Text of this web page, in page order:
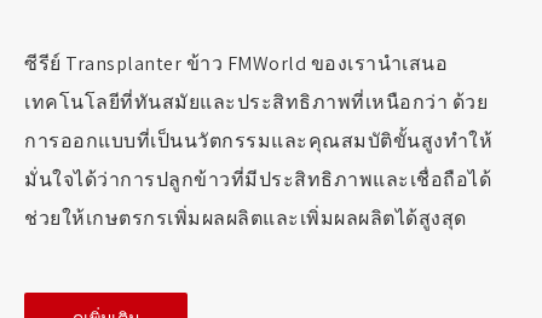
ซีรีย์ Transplanter ข้าว FMWorld ของเรานำเสนอ
เทคโนโลยีที่ทันสมัยและประสิทธิภาพที่เหนือกว่า ด้วย
การออกแบบที่เป็นนวัตกรรมและคุณสมบัติขั้นสูงทำให้
มั่นใจได้ว่าการปลูกข้าวที่มีประสิทธิภาพและเชื่อถือได้
ช่วยให้เกษตรกรเพิ่มผลผลิตและเพิ่มผลผลิตได้สูงสุด